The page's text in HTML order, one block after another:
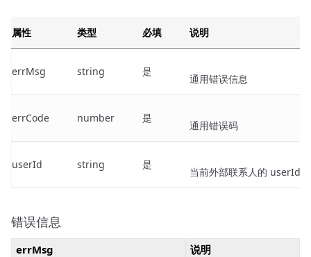
属性 类型 必填 说明
errMsg string 是
通用错误信息
errCode number 是
通用错误码
userId string 是
当前外部联系人的 userId
错误信息
errMsg
说明